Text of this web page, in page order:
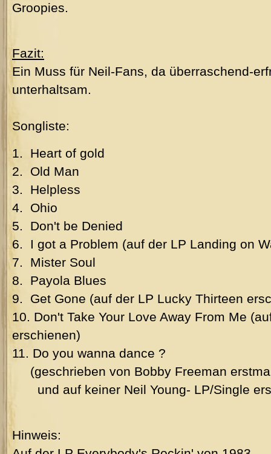
Groopies.
Fazit:
Ein Muss für Neil-Fans, da überraschend-
unterhaltsam.
Songliste:
1. Heart of gold
2. Old Man
3. Helpless
4. Ohio
5. Don't be Denied
6. I got a Problem (auf der LP Landing on
7. Mister Soul
8. Payola Blues
9. Get Gone (auf der LP Lucky Thirteen
10. Don't Take Your Love Away From Me
erschienen)
11. Do you wanna dance ?
(geschrieben von Bobby Freeman
und auf keiner Neil Young- LP/Single
Hinweis: